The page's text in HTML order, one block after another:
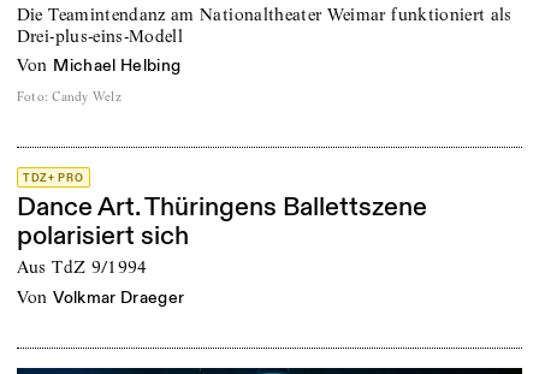
Die Teamintendanz am Nationaltheater Weimar funktioniert als
Drei-plus-eins-Modell
von Michael Helbing
Foto: Candy Welz
TDZ+ PRO
Dance Art. Thüringens Ballettszene
polarisiert sich
Aus TdZ 9/1994
von Volkmar Draeger